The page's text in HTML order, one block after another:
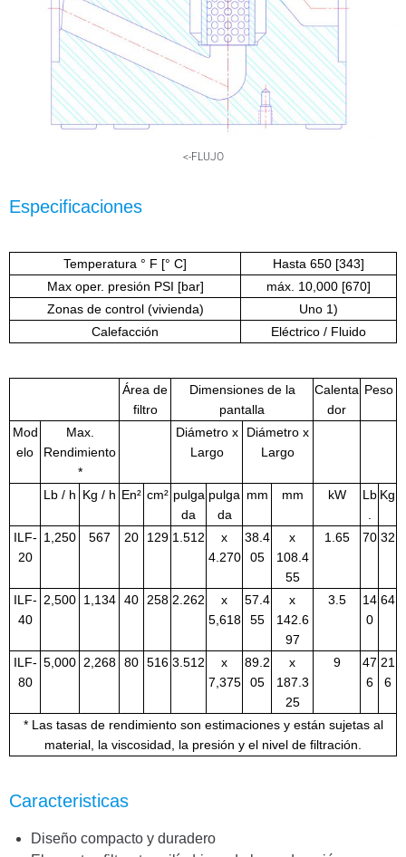
<-FLUJO
Especificaciones
Temperatura ° F [° C]
Hasta 650 [343]
Max oper. presión PSI [bar]
máx. 10,000 [670]
Zonas de control (vivienda)
Uno 1)
Calefacción
Eléctrico / Fluido
Área de
filtro
Dimensiones de la
pantalla
Calenta
dor
Peso
Mod
elo
Max.
Rendimiento
*
Diámetro x
Largo
Diámetro x
Largo
Lb / h Kg / h En² cm² pulga
da
pulga
da
mm mm kW
Lb
.
Kg
ILF-
20
1,250 567 20 129 1.512
x
4.270
38.4
05
x
108.4
55
1.65 70 32
ILF-
40
2,500 1,134 40 258 2.262
x
5,618
57.4
55
x
142.6
97
3.5
14
0
64
ILF-
80
5,000 2,268 80 516 3.512
x
7,375
89.2
05
x
187.3
25
9
47
6
21
6
* Las tasas de rendimiento son estimaciones y están sujetas al
material, la viscosidad, la presión y el nivel de filtración.
Caracteristicas
Diseño compacto y duradero